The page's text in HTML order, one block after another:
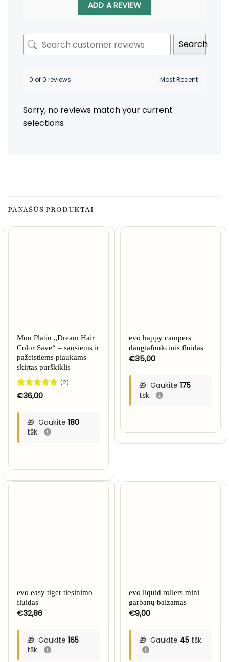
ADD A REVIEW
Search
0 of 0 reviews
Sorry, no reviews match your current
selections
PANAŠŪS PRODUKTAI
Mon Platin „Dream Hair
Color Save“ – sausiems ir
pažeistiems plaukams
skirtas purškiklis
Įvertinimas:
(2)
€36,00
Gaukite 180
tšk.
evo happy campers
daugiafunkcinis fluidas
€35,00
Gaukite 175
tšk.
evo easy tiger tiesinimo
fluidas
€32,86
Gaukite 165
tšk.
evo liquid rollers mini
garbanų balzamas
€9,00
Gaukite 45tšk.